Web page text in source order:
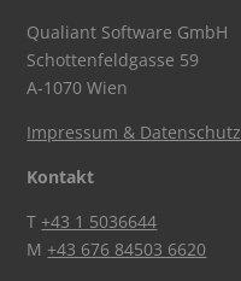
Qualiant Software GmbH
Schottenfeldgasse 59
A-1070 Wien
Impressum & Datenschutz
Kontakt
T+43 1 5036644
M+43 676 84503 6620